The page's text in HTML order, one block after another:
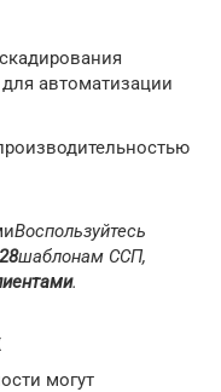
автоматизации
Воспользуйтесь
28шаблонам ССП,
.
могут